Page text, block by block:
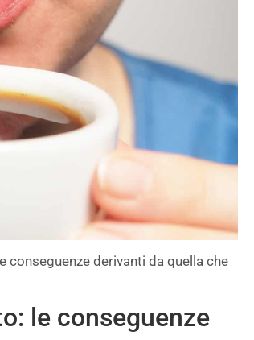
conseguenze derivanti da quella che
le conseguenze